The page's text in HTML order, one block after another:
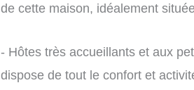
de cette maison, idéalement
- Hôtes très accueillants et aux
dispose de tout le confort et